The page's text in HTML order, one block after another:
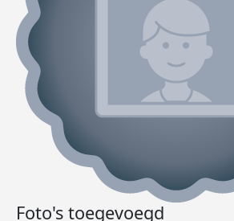
Foto's toegevoegd